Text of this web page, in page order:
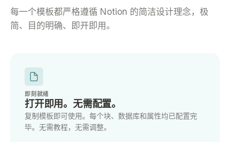
每一个模板都严格遵循 Notion 的简洁设计理念，极
简、目的明确、即开即用。
即刻就绪
打开即用。无需配置。
复制模板即可使用。每个块、数据库和属性均已配置完
毕。无需教程，无需调整。